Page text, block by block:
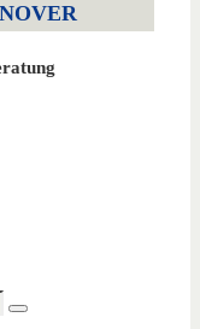
Suchen